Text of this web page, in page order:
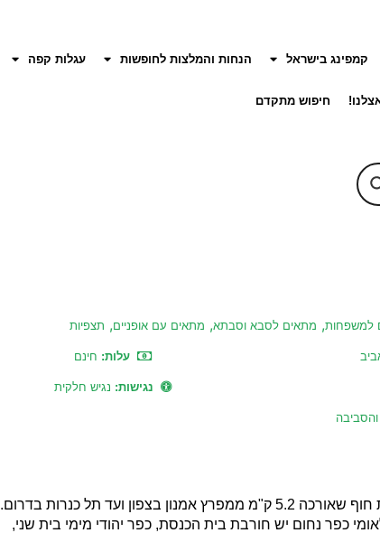
קמפינג בישראל הנחות והמלצות לחופשות עגלות קפה
חיפוש מתקדם
למשפחות, מתאים לסבא וסבתא, מתאים עם אופניים, תצפיות
עלות: חינם
נגישות: נגיש חלקית
בצד המערבי של הכנרת נמצא גן לאומי כפר נחום ובו יש מספר מוקדי עניין. הגן לאומי משתרע לאורך רצועת חוף שאורכה 5.2 ק"מ ממפרץ אמנון בצפון ועד תל כנרות בדרום.
כפר נחום יש חורבת בית הכנסת, כפר יהודי מימי בית שני,